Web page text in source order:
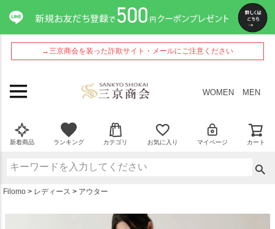
→三京商会を装った詐欺サイト・メールにご注意ください
WOMEN MEN
新着商品 ランキング カテゴリ お気に入り マイページ カート
Filomo レディース アウター
ペー
ジト
ップ
へ